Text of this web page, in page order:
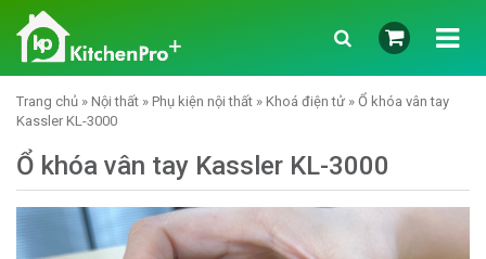
Trang chủ » Nội thất » Phụ kiện nội thất » Khoá điện tử » Ổ khóa vân tay
Kassler KL-3000
Ổ khóa vân tay Kassler KL-3000